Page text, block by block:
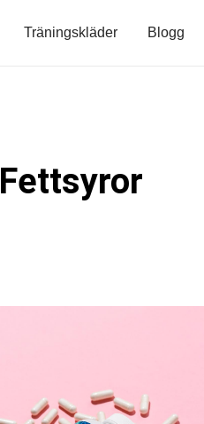
Träningskläder Blogg
Fettsyror